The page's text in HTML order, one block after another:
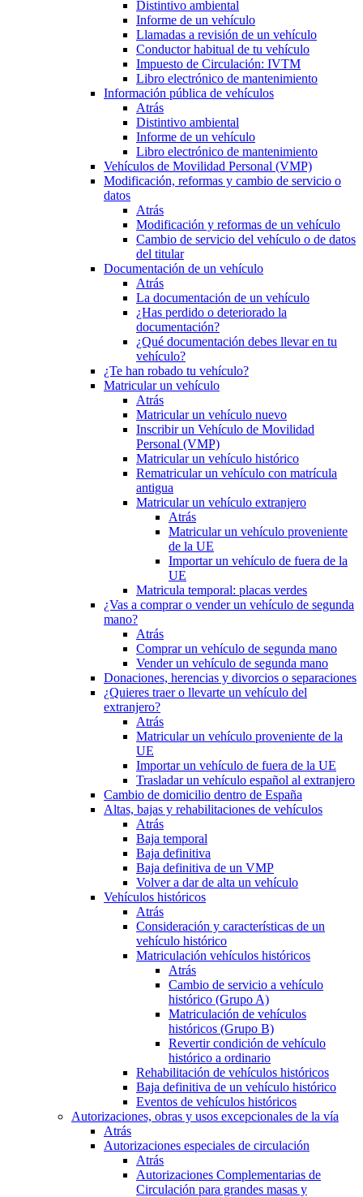
Distintivo ambiental
Informe de un vehículo
Llamadas a revisión de un vehículo
Conductor habitual de tu vehículo
Impuesto de Circulación: IVTM
Libro electrónico de mantenimiento
Información pública de vehículos
Atrás
Distintivo ambiental
Informe de un vehículo
Libro electrónico de mantenimiento
Vehículos de Movilidad Personal (VMP)
Modificación, reformas y cambio de servicio o
datos
Atrás
Modificación y reformas de un vehículo
Cambio de servicio del vehículo o de datos
del titular
Documentación de un vehículo
Atrás
La documentación de un vehículo
¿Has perdido o deteriorado la
documentación?
¿Qué documentación debes llevar en tu
vehículo?
¿Te han robado tu vehículo?
Matricular un vehículo
Atrás
Matricular un vehículo nuevo
Inscribir un Vehículo de Movilidad
Personal (VMP)
Matricular un vehículo histórico
Rematricular un vehículo con matrícula
antigua
Matricular un vehículo extranjero
Atrás
Matricular un vehículo proveniente
de la UE
Importar un vehículo de fuera de la
UE
Matricula temporal: placas verdes
¿Vas a comprar o vender un vehículo de segunda
mano?
Atrás
Comprar un vehículo de segunda mano
Vender un vehículo de segunda mano
Donaciones, herencias y divorcios o separaciones
¿Quieres traer o llevarte un vehículo del
extranjero?
Atrás
Matricular un vehículo proveniente de la
UE
Importar un vehículo de fuera de la UE
Trasladar un vehículo español al extranjero
Cambio de domicilio dentro de España
Altas, bajas y rehabilitaciones de vehículos
Atrás
Baja temporal
Baja definitiva
Baja definitiva de un VMP
Volver a dar de alta un vehículo
Vehículos históricos
Atrás
Consideración y características de un
vehículo histórico
Matriculación vehículos históricos
Atrás
Cambio de servicio a vehículo
histórico (Grupo A)
Matriculación de vehículos
históricos (Grupo B)
Revertir condición de vehículo
histórico a ordinario
Rehabilitación de vehículos históricos
Baja definitiva de un vehículo histórico
Eventos de vehículos históricos
Autorizaciones, obras y usos excepcionales de la vía
Atrás
Autorizaciones especiales de circulación
Atrás
Autorizaciones Complementarias de
Circulación para grandes masas y